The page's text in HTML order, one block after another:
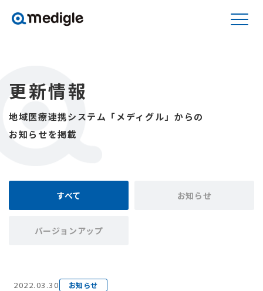
更新情報
地域医療連携システム「メディグル」からの
お知らせを掲載
すべて お知らせ
バージョンアップ
2022.03.30 お知らせ